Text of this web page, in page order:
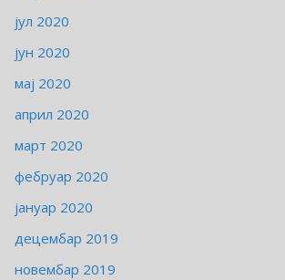
јул 2020
јун 2020
мај 2020
април 2020
март 2020
фебруар 2020
јануар 2020
децембар 2019
новембар 2019